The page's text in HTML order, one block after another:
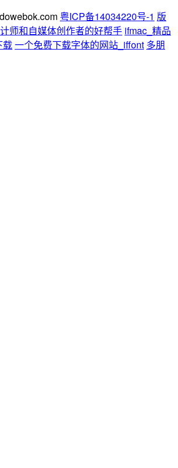
粤ICP备14034220号-1 版
师和自媒体创作者的好帮手 ifmac_精品
载一个免费下载字体的网站_iffont 多朋